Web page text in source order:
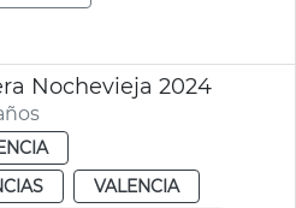
Nochevieja 2024
VALENCIA